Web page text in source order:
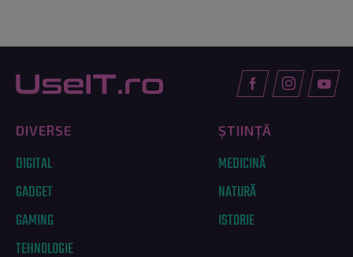
DIVERSE
DIGITAL
GADGET
GAMING
TEHNOLOGIE
ȘTIINȚĂ
MEDICINĂ
NATURĂ
ISTORIE